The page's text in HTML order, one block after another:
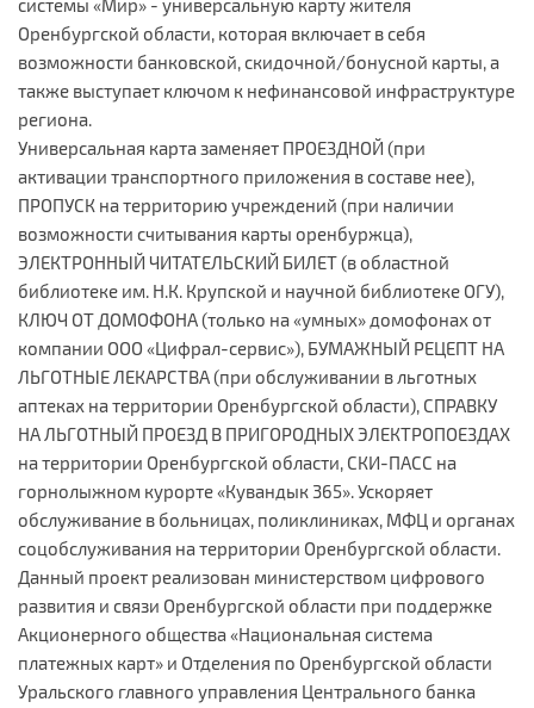
системы «Мир» - универсальную карту жителя
Оренбургской области, которая включает в себя
возможности банковской, скидочной/бонусной карты, а
также выступает ключом к нефинансовой инфраструктуре
региона.
Универсальная карта заменяет ПРОЕЗДНОЙ (при
активации транспортного приложения в составе нее),
ПРОПУСК на территорию учреждений (при наличии
возможности считывания карты оренбуржца),
ЭЛЕКТРОННЫЙ ЧИТАТЕЛЬСКИЙ БИЛЕТ (в областной
библиотеке им. Н.К. Крупской и научной библиотеке ОГУ),
КЛЮЧ ОТ ДОМОФОНА (только на «умных» домофонах от
компании ООО «Цифрал-сервис»), БУМАЖНЫЙ РЕЦЕПТ НА
ЛЬГОТНЫЕ ЛЕКАРСТВА (при обслуживании в льготных
аптеках на территории Оренбургской области), СПРАВКУ
НА ЛЬГОТНЫЙ ПРОЕЗД В ПРИГОРОДНЫХ ЭЛЕКТРОПОЕЗДАХ
на территории Оренбургской области, СКИ-ПАСС на
горнолыжном курорте «Кувандык 365». Ускоряет
обслуживание в больницах, поликлиниках, МФЦ и органах
соцобслуживания на территории Оренбургской области.
Данный проект реализован министерством цифрового
развития и связи Оренбургской области при поддержке
Акционерного общества «Национальная система
платежных карт» и Отделения по Оренбургской области
Уральского главного управления Центрального банка